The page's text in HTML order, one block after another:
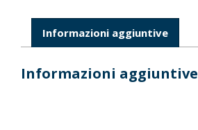
Informazioni aggiuntive
Informazioni aggiuntive